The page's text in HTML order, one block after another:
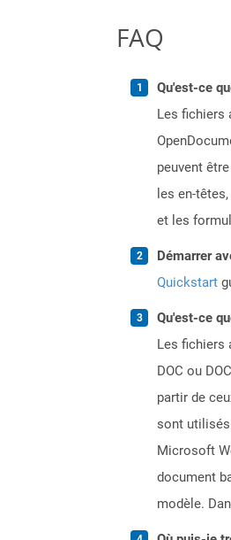
FAQ
Qu'est-ce
Les fichiers
peuvent
les en-
et les
Démarrer
Quickstart
Qu'est-ce
Les fichiers
DOC ou
partir de
sont
Microsoft
document
modèle.